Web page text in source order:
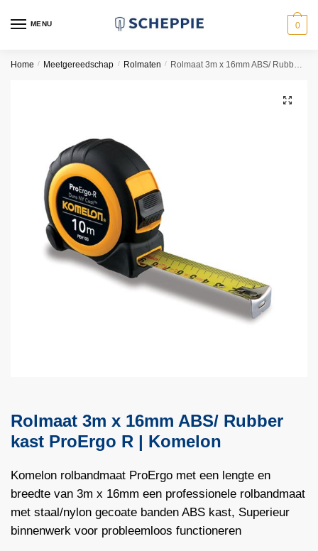
MENU 0
Home / Meetgereedschap / Rolmaten / Rolmaat 3m x 16mm ABS/ Rubber kast ProErgo R | Komelon
🔍
Rolmaat 3m x 16mm ABS/ Rubber
kast ProErgo R | Komelon
Komelon rolbandmaat ProErgo met een lengte en
breedte van 3m x 16mm een professionele rolbandmaat
met staal/nylon gecoate banden ABS kast, Superieur
binnenwerk voor probleemloos functioneren